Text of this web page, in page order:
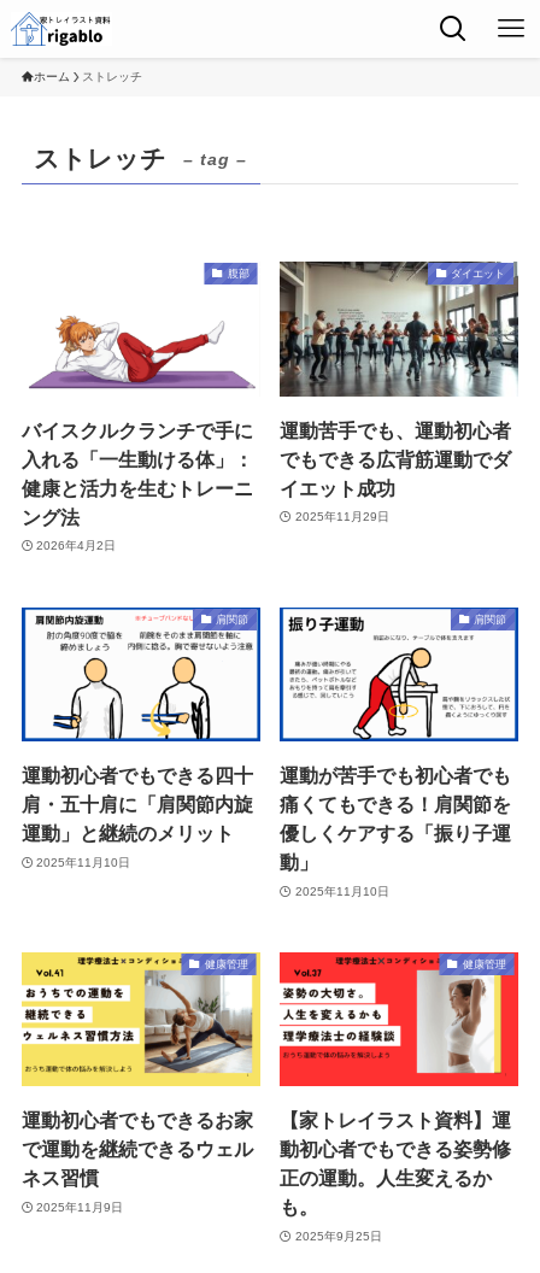
ホーム ストレッチ
ストレッチ – tag –
腹部
バイスクルクランチで手に
入れる「一生動ける体」：
健康と活力を生むトレーニ
ング法
2026年4月2日
ダイエット
運動苦手でも、運動初心者
でもできる広背筋運動でダ
イエット成功
2025年11月29日
肩関節
運動初心者でもできる四十
肩・五十肩に「肩関節内旋
運動」と継続のメリット
2025年11月10日
肩関節
運動が苦手でも初心者でも
痛くてもできる！肩関節を
優しくケアする「振り子運
動」
2025年11月10日
健康管理
運動初心者でもできるお家
で運動を継続できるウェル
ネス習慣
2025年11月9日
健康管理
【家トレイラスト資料】運
動初心者でもできる姿勢修
正の運動。人生変えるか
も。
2025年9月25日